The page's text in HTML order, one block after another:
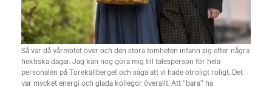
Så var då vårmötet över och den stora tomheten infann sig efter några
hektiska dagar. Jag kan nog göra mig till talesperson för hela
personalen på Torekällberget och säga att vi hade otroligt roligt. Det
var mycket energi och glada kollegor överallt. Att ”bara” ha